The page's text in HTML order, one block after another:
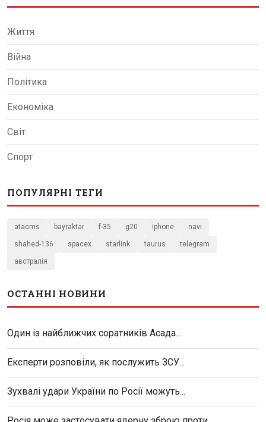
Життя
Війна
Політика
Економіка
Світ
Спорт
ПОПУЛЯРНІ ТЕГИ
atacms bayraktar f-35 g20 iphone navi
shahed-136 spacex starlink taurus telegram
австралія
ОСТАННІ НОВИНИ
Один із найближчих соратників Асада...
Експерти розповіли, як послужить ЗСУ...
Зухвалі удари України по Росії можуть...